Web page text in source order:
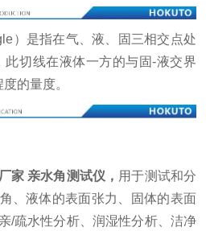
）是指在气、液、固三相交点处
此切线在液体一方的与固-液交界
的量度。
家 亲水角测试仪 ， 用于测试和分
、液体的表面张力、固体的表面
/疏水性分析、润湿性分析、洁净